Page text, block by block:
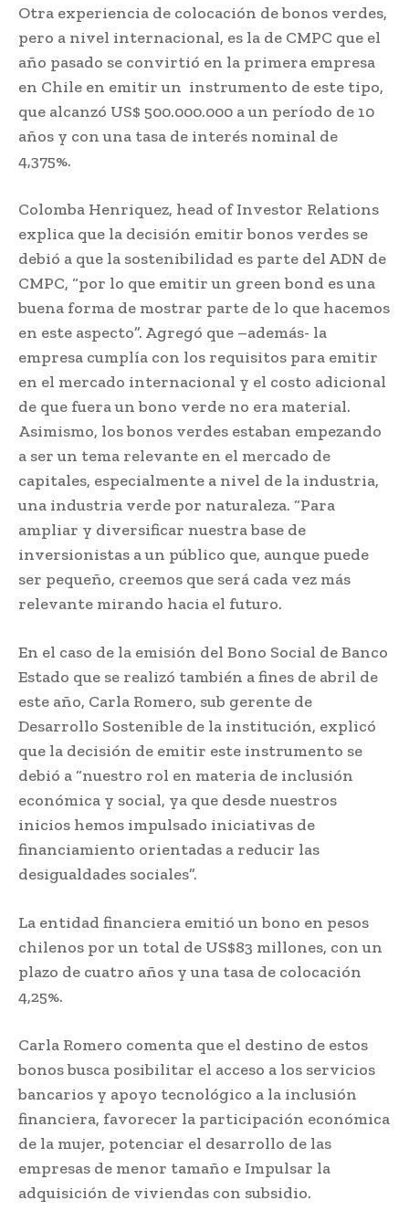
Otra experiencia de colocación de bonos verdes,
pero a nivel internacional, es la de CMPC que el
año pasado se convirtió en la primera empresa
en Chile en emitir un instrumento de este tipo,
que alcanzó US$ 500.000.000 a un período de 10
años y con una tasa de interés nominal de
4,375%.
Colomba Henriquez, head of Investor Relations
explica que la decisión emitir bonos verdes se
debió a que la sostenibilidad es parte del ADN de
CMPC, “por lo que emitir un green bond es una
buena forma de mostrar parte de lo que hacemos
en este aspecto”. Agregó que –además- la
empresa cumplía con los requisitos para emitir
en el mercado internacional y el costo adicional
de que fuera un bono verde no era material.
Asimismo, los bonos verdes estaban empezando
a ser un tema relevante en el mercado de
capitales, especialmente a nivel de la industria,
una industria verde por naturaleza. “Para
ampliar y diversificar nuestra base de
inversionistas a un público que, aunque puede
ser pequeño, creemos que será cada vez más
relevante mirando hacia el futuro.
En el caso de la emisión del Bono Social de Banco
Estado que se realizó también a fines de abril de
este año, Carla Romero, sub gerente de
Desarrollo Sostenible de la institución, explicó
que la decisión de emitir este instrumento se
debió a “nuestro rol en materia de inclusión
económica y social, ya que desde nuestros
inicios hemos impulsado iniciativas de
financiamiento orientadas a reducir las
desigualdades sociales”.
La entidad financiera emitió un bono en pesos
chilenos por un total de US$83 millones, con un
plazo de cuatro años y una tasa de colocación
4,25%.
Carla Romero comenta que el destino de estos
bonos busca posibilitar el acceso a los servicios
bancarios y apoyo tecnológico a la inclusión
financiera, favorecer la participación económica
de la mujer, potenciar el desarrollo de las
empresas de menor tamaño e Impulsar la
adquisición de viviendas con subsidio.